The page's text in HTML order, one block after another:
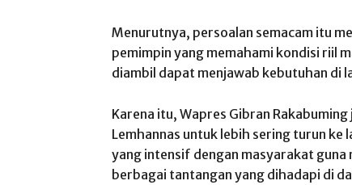
Menurutnya, persoalan semacam itu
pemimpin yang memahami kondisi riil
diambil dapat menjawab kebutuhan di
Karena itu, Wapres Gibran
Lemhannas untuk lebih sering turun ke
yang intensif dengan masyarakat
berbagai tantangan yang dihadapi di